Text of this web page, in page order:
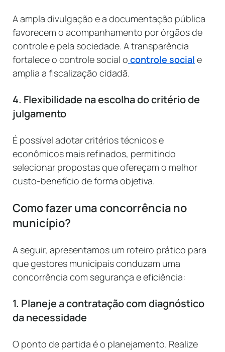
A ampla divulgação e a documentação pública
favorecem o acompanhamento por órgãos de
controle e pela sociedade. A transparência
fortalece o controle social o controle social e
amplia a fiscalização cidadã.
4. Flexibilidade na escolha do critério de
julgamento
É possível adotar critérios técnicos e
econômicos mais refinados, permitindo
selecionar propostas que ofereçam o melhor
custo-benefício de forma objetiva.
Como fazer uma concorrência no
município?
A seguir, apresentamos um roteiro prático para
que gestores municipais conduzam uma
concorrência com segurança e eficiência:
1. Planeje a contratação com diagnóstico
da necessidade
O ponto de partida é o planejamento. Realize